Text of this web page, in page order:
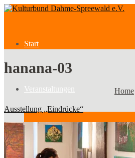
Start
Veranstaltungen
Veranstaltungen
hanana-03
Home
Ausstellung „Eindrücke“